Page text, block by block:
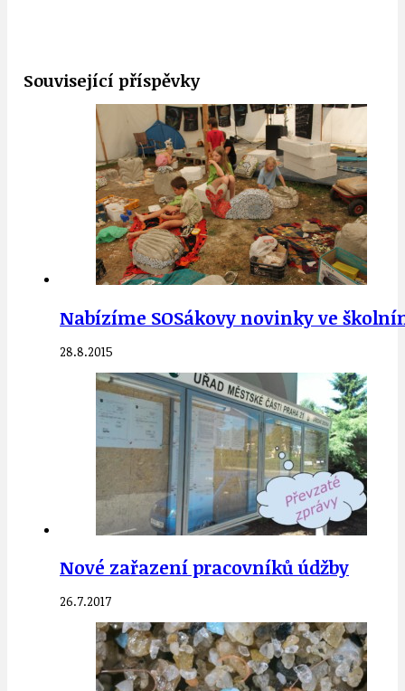
Související příspěvky
Nabízíme SOSákovy novinky ve
28.8.2015
Nové zařazení pracovníků údžby
26.7.2017